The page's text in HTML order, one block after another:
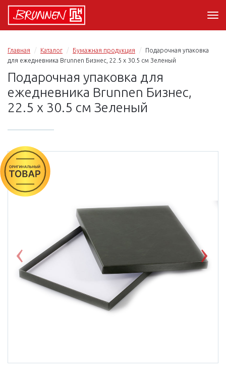
Главная Каталог Бумажная продукция
Подарочная упаковка
для ежедневника Brunnen Бизнес, 22.5 х 30.5 см Зеленый
Подарочная упаковка для
ежедневника Brunnen Бизнес,
22.5 х 30.5 см Зеленый
Previous